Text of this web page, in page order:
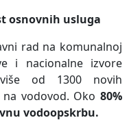
osnovnih usluga
rad na komunalnoj
i nacionalne izvore
od 1300 novih
vodovod. Oko 80%
vodoopskrbu.